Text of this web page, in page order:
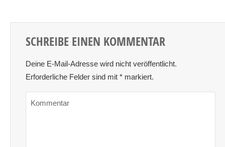
SCHREIBE EINEN KOMMENTAR
Deine E-Mail-Adresse wird nicht veröffentlicht.
Erforderliche Felder sind mit * markiert.
Kommentar